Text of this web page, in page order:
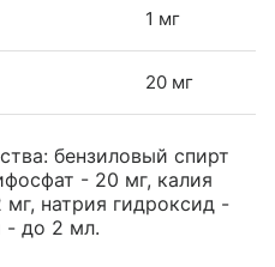
1 мг
20 мг
бензиловый спирт
- 20 мг, калия
натрия гидроксид -
- до 2 мл.